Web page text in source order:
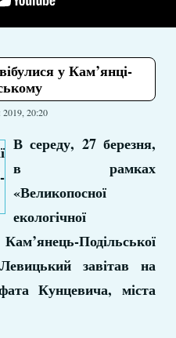
у Кам’янці-
2019, 20:20
В середу, 27 березня,
в рамках
«Великопосної
екологічної
Подільської
завітав на
Кунцевича, міста